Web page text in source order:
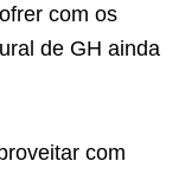
com os
de GH ainda
com